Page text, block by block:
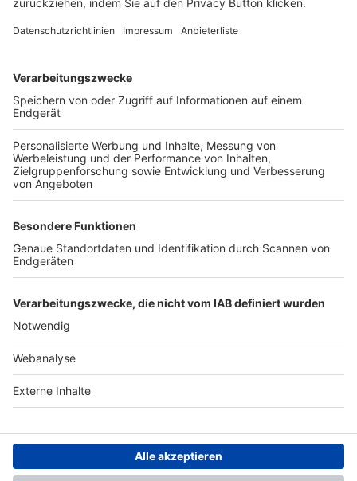
FOLGE DEM BFV
TOP-VEREINE
TOP-PARTNER
Nutzungsbedingungen Datenschutz Impressum